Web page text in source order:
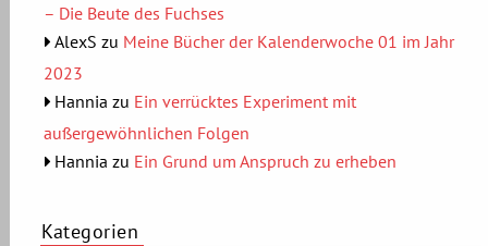
– Die Beute des Fuchses
AlexS zu Meine Bücher der Kalenderwoche 01 im Jahr
2023
Hannia zu Ein verrücktes Experiment mit
außergewöhnlichen Folgen
Hannia zu Ein Grund um Anspruch zu erheben
Kategorien